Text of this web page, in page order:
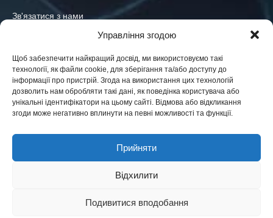
Управління згодою
Щоб забезпечити найкращий досвід, ми використовуємо такі
технології, як файли cookie, для зберігання та/або доступу до
інформації про пристрій. Згода на використання цих технологій
дозволить нам обробляти такі дані, як поведінка користувача або
унікальні ідентифікатори на цьому сайті. Відмова або відкликання
згоди може негативно вплинути на певні можливості та функції.
Прийняти
Відхилити
Подивитися вподобання
Зв'язатися з нами
info@h-x.technology
03035 Україна,м. Київ,пров. Хомова Ярослава, 14-А
Юридичні особи в ЄС, Україні та США. Контракти у вашій
юрисдикції.
Новини
Блоґ